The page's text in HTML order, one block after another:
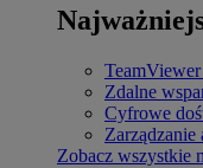
Zdalne
Cyfrowe
Zobacz wszystkie